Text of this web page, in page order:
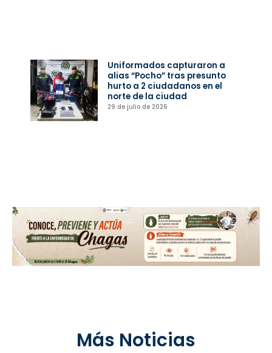
Uniformados capturaron a
alias “Pocho” tras presunto
hurto a 2 ciudadanos en el
norte de la ciudad
29 de julio de 2026
Más Noticias